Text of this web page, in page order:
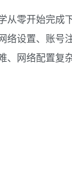
零开始完成
络设置、账号
网络配置复